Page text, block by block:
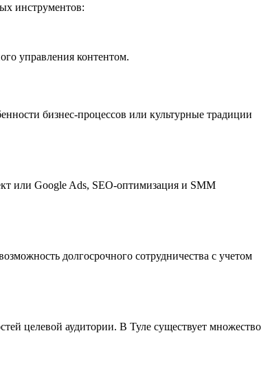
инструментов:
управления контентом.
бизнес-процессов или культурные традиции
или Google Ads, SEO-оптимизация и SMM
долгосрочного сотрудничества с учетом
целевой аудитории. В Туле существует множество